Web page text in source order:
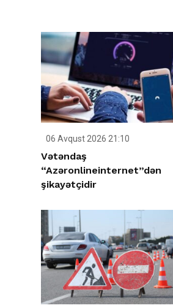
06 Avqust 2026 21:10
Vətəndaş
“Azəronlineinternet”dən
şikayətçidir